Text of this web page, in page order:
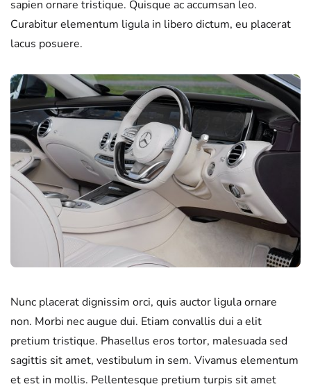
sapien ornare tristique. Quisque ac accumsan leo.
Curabitur elementum ligula in libero dictum, eu placerat
lacus posuere.
Nunc placerat dignissim orci, quis auctor ligula ornare
non. Morbi nec augue dui. Etiam convallis dui a elit
pretium tristique. Phasellus eros tortor, malesuada sed
sagittis sit amet, vestibulum in sem. Vivamus elementum
et est in mollis. Pellentesque pretium turpis sit amet